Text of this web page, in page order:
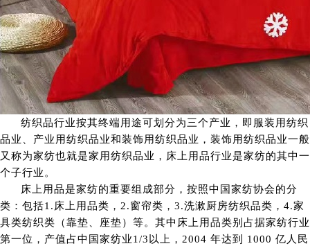
纺织品行业按其终端用途可划分为三个产业，即服装用纺织
品业、产业用纺织品业和装饰用纺织品业，装饰用纺织品业一般
又称为家纺也就是家用纺织品业，床上用品行业是家纺的其中一
个子行业。
床上用品是家纺的重要组成部分，按照中国家纺协会的分
类：包括1.床上用品类，2.窗帘类，3.洗漱厨房纺织品类，4.家
具类纺织类（靠垫、座垫）等。其中床上用品类别占据家纺行业
第一位，产值占中国家纺业1/3以上，2004 年达到 1000 亿人民